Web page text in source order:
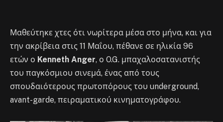
Μαθεύτηκε χτες ότι νωρίτερα μέσα στο μήνα, και για
την ακρίβεια στις 11 Μαΐου, πέθανε σε ηλικία 96
ετών ο Kenneth Anger, ο O.G. μπαχαλοσατανιστής
του παγκόσμιου σινεμά, ένας από τους
σπουδαιότερους πρωτοπόρους του underground,
avant-garde, πειραματικού κινηματογράφου.